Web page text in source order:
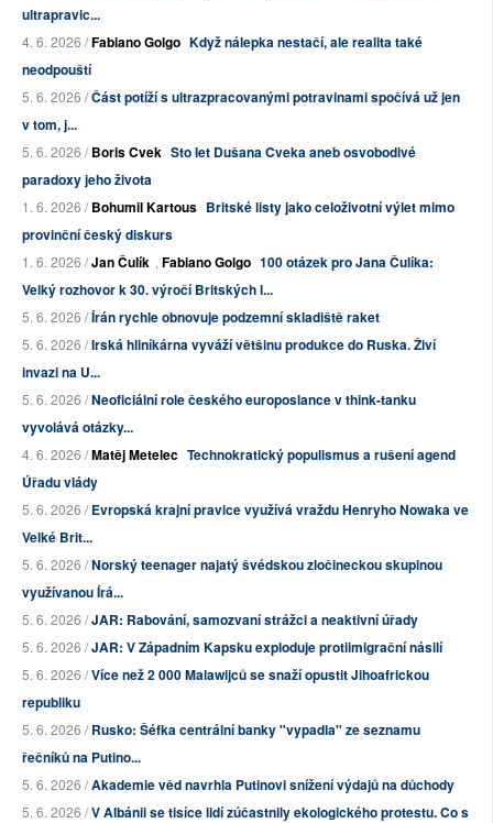
ultrapravic...
4. 6. 2026 /Fabiano Golgo Když nálepka nestačí, ale realita také
neodpouští
5. 6. 2026 /Část potíží s ultrazpracovanými potravinami spočívá už jen
v tom, j...
5. 6. 2026 /Boris Cvek Sto let Dušana Cveka aneb osvobodivé
paradoxy jeho života
1. 6. 2026 /Bohumil Kartous Britské listy jako celoživotní výlet mimo
provinční český diskurs
1. 6. 2026 /Jan Čulík , Fabiano Golgo 100 otázek pro Jana Čulíka:
Velký rozhovor k 30. výročí Britských l...
5. 6. 2026 /Írán rychle obnovuje podzemní skladiště raket
5. 6. 2026 /Irská hliníkárna vyváží většinu produkce do Ruska. Živí
invazi na U...
5. 6. 2026 /Neoficiální role českého europoslance v think-tanku
vyvolává otázky...
4. 6. 2026 /Matěj Metelec Technokratický populismus a rušení agend
Úřadu vlády
5. 6. 2026 /Evropská krajní pravice využívá vraždu Henryho Nowaka ve
Velké Brit...
5. 6. 2026 /Norský teenager najatý švédskou zločineckou skupinou
využívanou Írá...
5. 6. 2026 /JAR: Rabování, samozvaní strážci a neaktivní úřady
5. 6. 2026 /JAR: V Západním Kapsku exploduje protiimigrační násilí
5. 6. 2026 /Více než 2 000 Malawijců se snaží opustit Jihoafrickou
republiku
5. 6. 2026 /Rusko: Šéfka centrální banky "vypadla" ze seznamu
řečníků na Putino...
5. 6. 2026 /Akademie věd navrhla Putinovi snížení výdajů na důchody
5. 6. 2026 /V Albánii se tisíce lidí zúčastnily ekologického protestu. Co s